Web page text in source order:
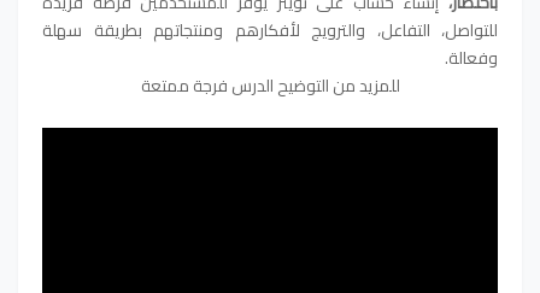
للتواصل، التفاعل، والترويج لأفكارهم ومنتجاتهم بطريقة سهلة
وفعالة.
للمزيد من التوضيح الدرس فرجة ممتعة